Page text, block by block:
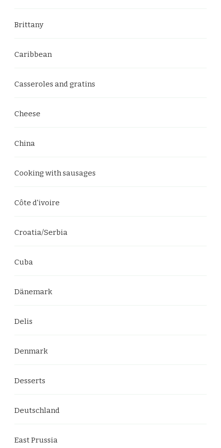
Brittany
Caribbean
Casseroles and gratins
Cheese
China
Cooking with sausages
Côte d'ivoire
Croatia/Serbia
Cuba
Dänemark
Delis
Denmark
Desserts
Deutschland
East Prussia